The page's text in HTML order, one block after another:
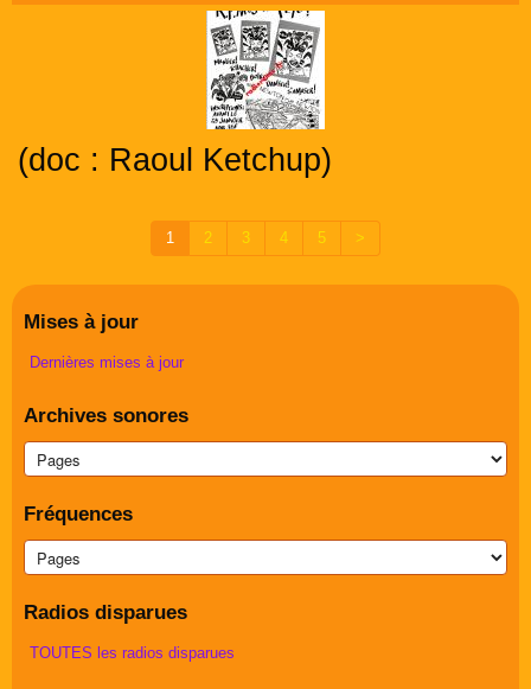
(doc : Raoul Ketchup)
1 2 3 4 5 >
Mises à jour
Dernières mises à jour
Archives sonores
Fréquences
Radios disparues
TOUTES les radios disparues